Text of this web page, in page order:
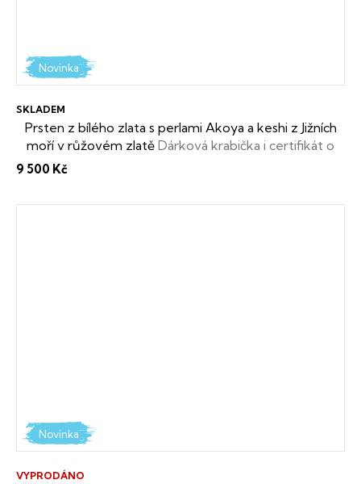
Novinka
Prsten z bílého zlata s perlami Akoya a keshi z Jižních
moří v růžovém zlatě Dárková krabička i certifikát o
SKLADEM
9 500 Kč
Novinka
VYPRODÁNO